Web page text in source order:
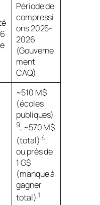
Période de
compressi
ons 2025-
2026
(Gouverne
ment
CAQ)
~510 M$
(écoles
publiques)
9, ~570 M$
(total)4,
ou près de
1 G$
(manque à
gagner
total) 1